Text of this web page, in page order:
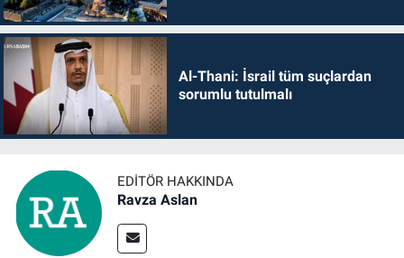
Al-Thani: İsrail tüm suçlardan
sorumlu tutulmalı
EDITÖR HAKKINDA
Ravza Aslan